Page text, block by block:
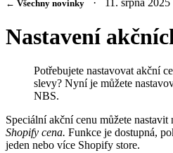
← Všechny novinky
Nastavení
Potřebujete nastavovat akční
slevy? Nyní je můžete
NBS.
Speciální akční cenu můžete
Shopify cena. Funkce je dostupná,
jeden nebo více Shopify store.